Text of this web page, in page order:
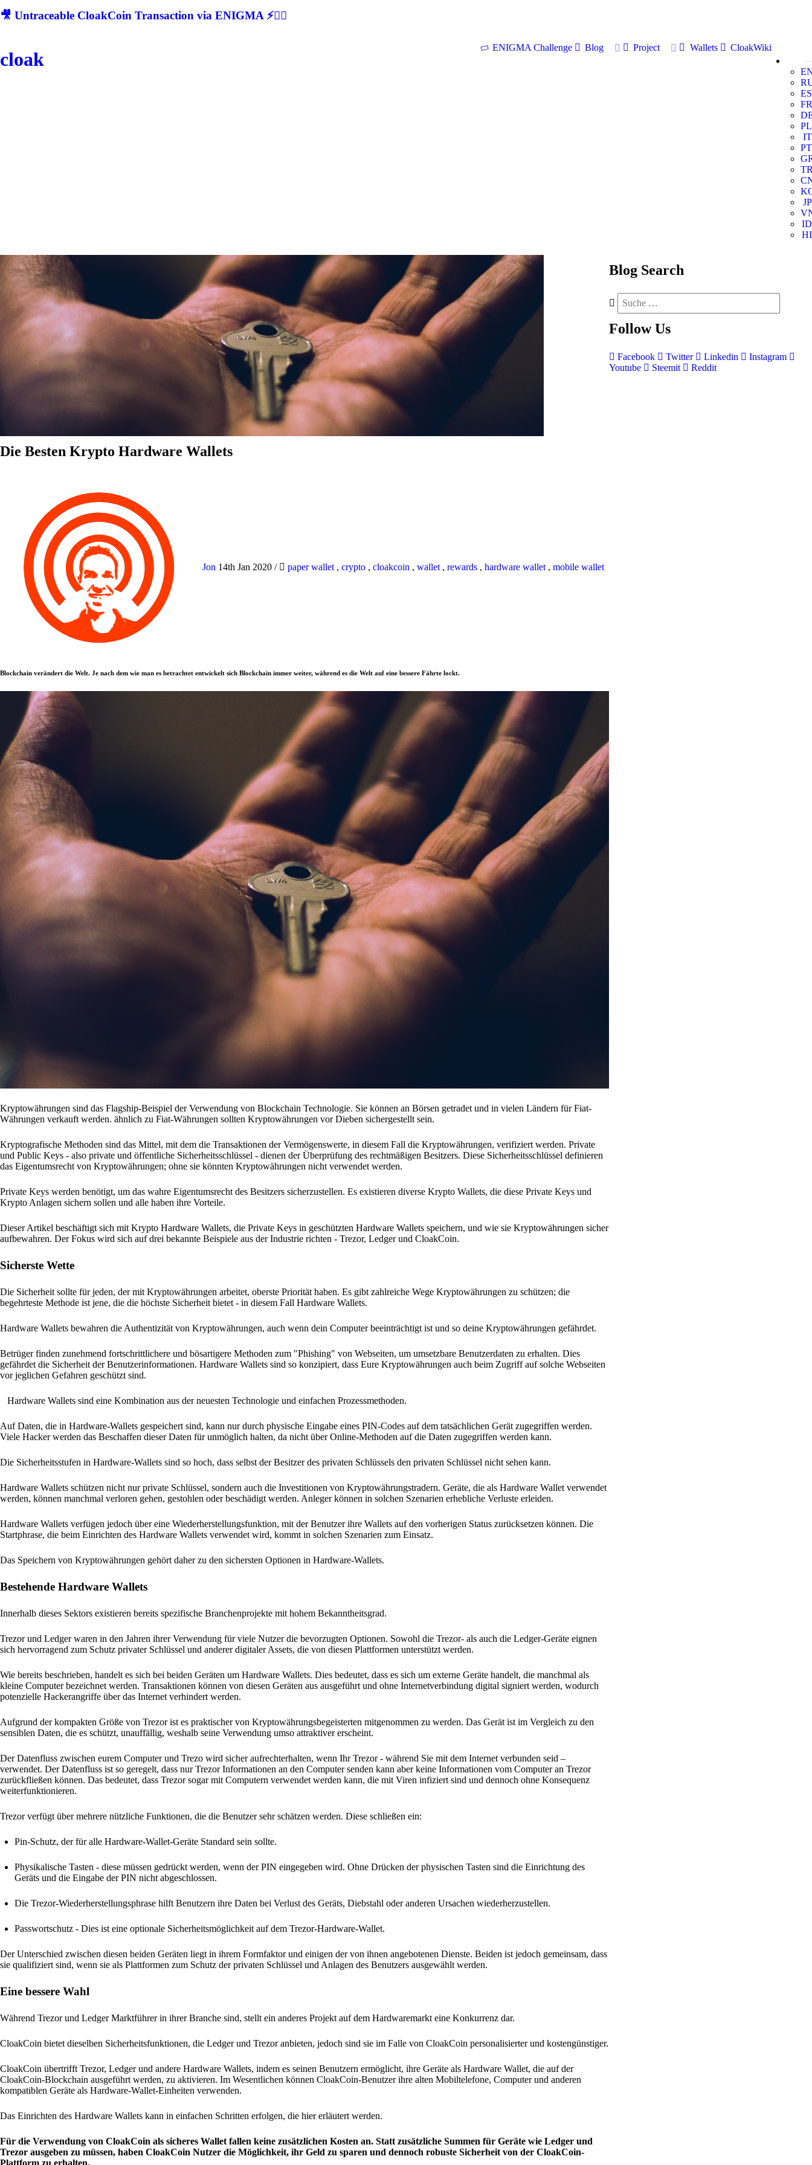
🎥 Untraceable CloakCoin Transaction via ENIGMA ⚡🕵‍♂
cloak
ENIGMA Challenge Blog Project Wallets
CloakWiki
ES
FR
PL
IT
PT
JP
ID
HI
Die Besten Krypto Hardware Wallets
Jon 14th Jan 2020 / paper wallet , crypto , cloakcoin , wallet , rewards , hardware wallet , mobile wallet
Blockchain verändert die Welt. Je nach dem wie man es betrachtet entwickelt sich Blockchain immer weiter, während es die Welt auf eine bessere Fährte lockt.
Kryptowährungen sind das Flagship-Beispiel der Verwendung von Blockchain Technologie. Sie können an Börsen getradet und in vielen Ländern für Fiat-
Währungen verkauft werden. ähnlich zu Fiat-Währungen sollten Kryptowährungen vor Dieben sichergestellt sein.
Kryptografische Methoden sind das Mittel, mit dem die Transaktionen der Vermögenswerte, in diesem Fall die Kryptowährungen, verifiziert werden. Private
und Public Keys - also private und öffentliche Sicherheitsschlüssel - dienen der Überprüfung des rechtmäßigen Besitzers. Diese Sicherheitsschlüssel definieren
das Eigentumsrecht von Kryptowährungen; ohne sie könnten Kryptowährungen nicht verwendet werden.
Private Keys werden benötigt, um das wahre Eigentumsrecht des Besitzers sicherzustellen. Es existieren diverse Krypto Wallets, die diese Private Keys und
Krypto Anlagen sichern sollen und alle haben ihre Vorteile.
Dieser Artikel beschäftigt sich mit Krypto Hardware Wallets, die Private Keys in geschützten Hardware Wallets speichern, und wie sie Kryptowährungen sicher
aufbewahren. Der Fokus wird sich auf drei bekannte Beispiele aus der Industrie richten - Trezor, Ledger und CloakCoin.
Sicherste Wette
Die Sicherheit sollte für jeden, der mit Kryptowährungen arbeitet, oberste Priorität haben. Es gibt zahlreiche Wege Kryptowährungen zu schützen; die
begehrteste Methode ist jene, die die höchste Sicherheit bietet - in diesem Fall Hardware Wallets.
Hardware Wallets bewahren die Authentizität von Kryptowährungen, auch wenn dein Computer beeinträchtigt ist und so deine Kryptowährungen gefährdet.
Betrüger finden zunehmend fortschrittlichere und bösartigere Methoden zum "Phishing" von Webseiten, um umsetzbare Benutzerdaten zu erhalten. Dies
gefährdet die Sicherheit der Benutzerinformationen. Hardware Wallets sind so konzipiert, dass Eure Kryptowährungen auch beim Zugriff auf solche Webseiten
vor jeglichen Gefahren geschützt sind.
Hardware Wallets sind eine Kombination aus der neuesten Technologie und einfachen Prozessmethoden.
Auf Daten, die in Hardware-Wallets gespeichert sind, kann nur durch physische Eingabe eines PIN-Codes auf dem tatsächlichen Gerät zugegriffen werden.
Viele Hacker werden das Beschaffen dieser Daten für unmöglich halten, da nicht über Online-Methoden auf die Daten zugegriffen werden kann.
Die Sicherheitsstufen in Hardware-Wallets sind so hoch, dass selbst der Besitzer des privaten Schlüssels den privaten Schlüssel nicht sehen kann.
Hardware Wallets schützen nicht nur private Schlüssel, sondern auch die Investitionen von Kryptowährungstradern. Geräte, die als Hardware Wallet verwendet
werden, können manchmal verloren gehen, gestohlen oder beschädigt werden. Anleger können in solchen Szenarien erhebliche Verluste erleiden.
Hardware Wallets verfügen jedoch über eine Wiederherstellungsfunktion, mit der Benutzer ihre Wallets auf den vorherigen Status zurücksetzen können. Die
Startphrase, die beim Einrichten des Hardware Wallets verwendet wird, kommt in solchen Szenarien zum Einsatz.
Das Speichern von Kryptowährungen gehört daher zu den sichersten Optionen in Hardware-Wallets.
Bestehende Hardware Wallets
Innerhalb dieses Sektors existieren bereits spezifische Branchenprojekte mit hohem Bekanntheitsgrad.
Trezor und Ledger waren in den Jahren ihrer Verwendung für viele Nutzer die bevorzugten Optionen. Sowohl die Trezor- als auch die Ledger-Geräte eignen
sich hervorragend zum Schutz privater Schlüssel und anderer digitaler Assets, die von diesen Plattformen unterstützt werden.
Wie bereits beschrieben, handelt es sich bei beiden Geräten um Hardware Wallets. Dies bedeutet, dass es sich um externe Geräte handelt, die manchmal als
kleine Computer bezeichnet werden. Transaktionen können von diesen Geräten aus ausgeführt und ohne Internetverbindung digital signiert werden, wodurch
potenzielle Hackerangriffe über das Internet verhindert werden.
Aufgrund der kompakten Größe von Trezor ist es praktischer von Kryptowährungsbegeisterten mitgenommen zu werden. Das Gerät ist im Vergleich zu den
sensiblen Daten, die es schützt, unauffällig, weshalb seine Verwendung umso attraktiver erscheint.
Der Datenfluss zwischen eurem Computer und Trezo wird sicher aufrechterhalten, wenn Ihr Trezor - während Sie mit dem Internet verbunden seid –
verwendet. Der Datenfluss ist so geregelt, dass nur Trezor Informationen an den Computer senden kann aber keine Informationen vom Computer an Trezor
zurückfließen können. Das bedeutet, dass Trezor sogar mit Computern verwendet werden kann, die mit Viren infiziert sind und dennoch ohne Konsequenz
weiterfunktionieren.
Trezor verfügt über mehrere nützliche Funktionen, die die Benutzer sehr schätzen werden. Diese schließen ein:
Pin-Schutz, der für alle Hardware-Wallet-Geräte Standard sein sollte.
Physikalische Tasten - diese müssen gedrückt werden, wenn der PIN eingegeben wird. Ohne Drücken der physischen Tasten sind die Einrichtung des
Geräts und die Eingabe der PIN nicht abgeschlossen.
Die Trezor-Wiederherstellungsphrase hilft Benutzern ihre Daten bei Verlust des Geräts, Diebstahl oder anderen Ursachen wiederherzustellen.
Passwortschutz - Dies ist eine optionale Sicherheitsmöglichkeit auf dem Trezor-Hardware-Wallet.
Der Unterschied zwischen diesen beiden Geräten liegt in ihrem Formfaktor und einigen der von ihnen angebotenen Dienste. Beiden ist jedoch gemeinsam, dass
sie qualifiziert sind, wenn sie als Plattformen zum Schutz der privaten Schlüssel und Anlagen des Benutzers ausgewählt werden.
Eine bessere Wahl
Während Trezor und Ledger Marktführer in ihrer Branche sind, stellt ein anderes Projekt auf dem Hardwaremarkt eine Konkurrenz dar.
CloakCoin bietet dieselben Sicherheitsfunktionen, die Ledger und Trezor anbieten, jedoch sind sie im Falle von CloakCoin personalisierter und kostengünstiger.
CloakCoin übertrifft Trezor, Ledger und andere Hardware Wallets, indem es seinen Benutzern ermöglicht, ihre Geräte als Hardware Wallet, die auf der
CloakCoin-Blockchain ausgeführt werden, zu aktivieren. Im Wesentlichen können CloakCoin-Benutzer ihre alten Mobiltelefone, Computer und anderen
kompatiblen Geräte als Hardware-Wallet-Einheiten verwenden.
Das Einrichten des Hardware Wallets kann in einfachen Schritten erfolgen, die hier erläutert werden.
Für die Verwendung von CloakCoin als sicheres Wallet fallen keine zusätzlichen Kosten an. Statt zusätzliche Summen für Geräte wie Ledger und
Trezor ausgeben zu müssen, haben CloakCoin Nutzer die Möglichkeit, ihr Geld zu sparen und dennoch robuste Sicherheit von der CloakCoin-
Blog Search
Follow Us
Facebook Twitter Linkedin
Instagram
Youtube
Steemit Reddit